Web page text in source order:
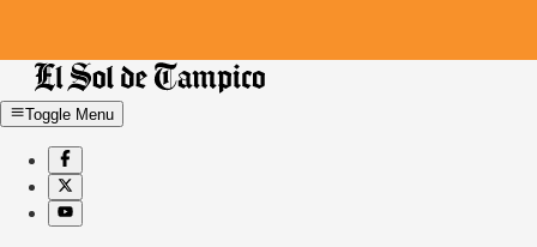
Toggle Menu